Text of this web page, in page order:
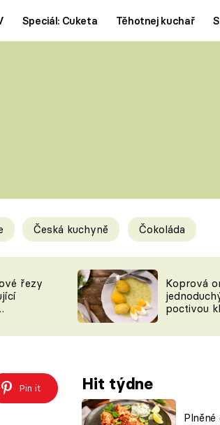
Speciál: Cuketa Těhotnej kuchař
Novinky
ŠÉFREDAKTORKY
ČASOPIS
Česká kuchyně Čokoláda
řezy
Koprová
poctivou
Pin it Hit týdne